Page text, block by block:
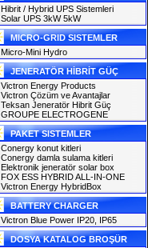
Hibrit / Hybrid UPS Sistemleri
Solar UPS 3kW 5kW
MICRO-GRID SISTEMLER
Micro-Mini Hydro
JENERATÖR HİBRİT GÜÇ
Victron Energy Products
Victron Çözüm ve Avantajlar
Teksan Jeneratör Hibrit Güç
GROUPE ELECTROGENE
PAKET SISTEMLER
Conergy konut kitleri
Conergy damla sulama kitleri
Elektronik jeneratör solar box
FOX ESS HYBRID ALL-IN-ONE
Victron Energy HybridBox
BATTERY CHARGER
Victron Blue Power IP20, IP65
DOSYA KATALOG BROŞÜR